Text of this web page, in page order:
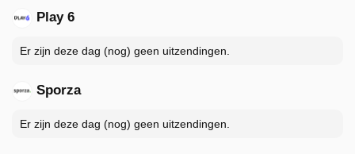
Play 6
Er zijn deze dag (nog) geen uitzendingen.
Sporza
Er zijn deze dag (nog) geen uitzendingen.